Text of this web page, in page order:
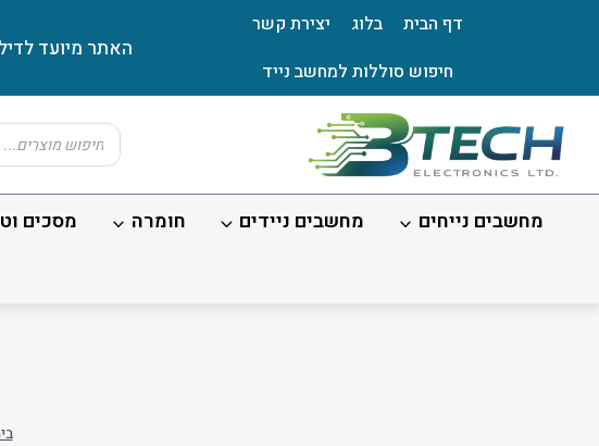
דף הבית בלוג
יצירת קשר
חיפוש סוללות למחשב נייד
האתר מיועד
Products
search
מחשבים נייחים מחשבים ניידים חומרה מסכים